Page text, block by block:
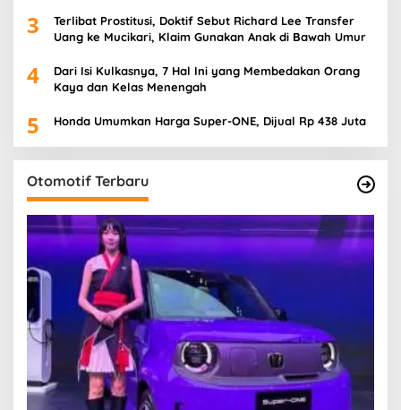
3
Terlibat Prostitusi, Doktif Sebut Richard Lee Transfer
Uang ke Mucikari, Klaim Gunakan Anak di Bawah Umur
4
Dari Isi Kulkasnya, 7 Hal Ini yang Membedakan Orang
Kaya dan Kelas Menengah
5 Honda Umumkan Harga Super-ONE, Dijual Rp 438 Juta
Otomotif Terbaru